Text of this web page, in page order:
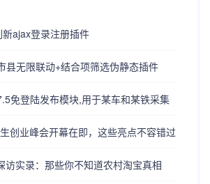
ajax登录注册插件
县无限联动+结合项筛选伪静态插件
免登陆发布模块,用于某车和某铁采集
创业峰会开幕在即，这些亮点不容错过
访实录：那些你不知道农村淘宝真相